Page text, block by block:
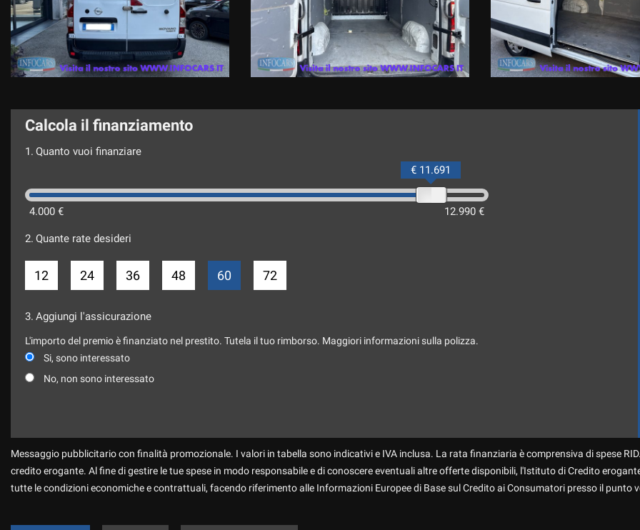
Calcola il finanziamento
1. Quanto vuoi finanziare
4.000 € 12.990 €
€ 11.691
2. Quante rate desideri
12 24 36 48 60 72
3. Aggiungi l'assicurazione
L'importo del premio è finanziato nel prestito. Tutela il tuo rimborso. Maggiori informazioni sulla polizza.
Si, sono interessato
No, non sono interessato
Messaggio pubblicitario con finalità promozionale. I valori in tabella sono indicativi e IVA inclusa. La rata finanziaria è comprensiva di spese
credito erogante. Al fine di gestire le tue spese in modo responsabile e di conoscere eventuali altre offerte disponibili, l'Istituto di Credito
tutte le condizioni economiche e contrattuali, facendo riferimento alle Informazioni Europee di Base sul Credito ai Consumatori presso il punto